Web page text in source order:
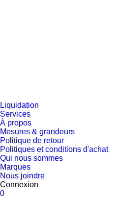
Liquidation
Services
À propos
Mesures & grandeurs
Politique de retour
Politiques et conditions d'achat
Qui nous sommes
Marques
Nous joindre
Connexion
0